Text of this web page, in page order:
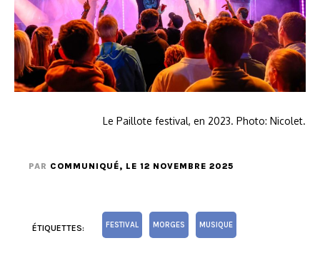
Le Paillote festival, en 2023. Photo: Nicolet.
PAR COMMUNIQUÉ, LE 12 NOVEMBRE 2025
ÉTIQUETTES: FESTIVAL MORGES MUSIQUE